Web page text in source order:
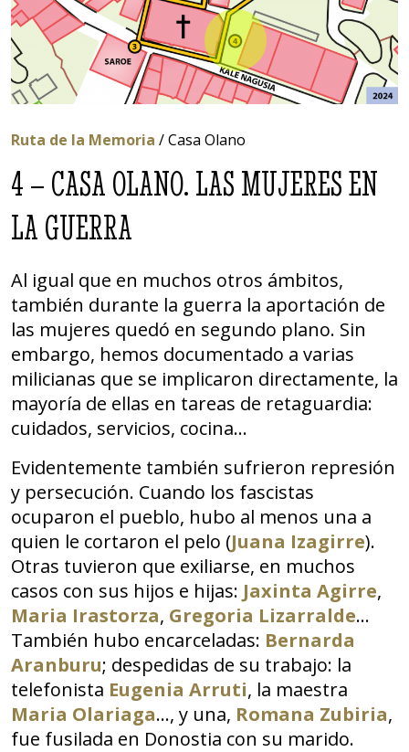
Ruta de la Memoria / Casa Olano
4 – CASA OLANO. LAS MUJERES EN
LA GUERRA
Al igual que en muchos otros ámbitos,
también durante la guerra la aportación de
las mujeres quedó en segundo plano. Sin
embargo, hemos documentado a varias
milicianas que se implicaron directamente, la
mayoría de ellas en tareas de retaguardia:
cuidados, servicios, cocina…
Evidentemente también sufrieron represión
y persecución. Cuando los fascistas
ocuparon el pueblo, hubo al menos una a
quien le cortaron el pelo (Juana Izagirre).
Otras tuvieron que exiliarse, en muchos
casos con sus hijos e hijas: Jaxinta Agirre,
Maria Irastorza, Gregoria Lizarralde…
También hubo encarceladas: Bernarda
Aranburu; despedidas de su trabajo: la
telefonista Eugenia Arruti, la maestra
Maria Olariaga…, y una, Romana Zubiria,
fue fusilada en Donostia con su marido.